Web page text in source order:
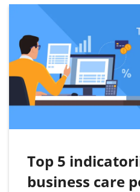
Top 5
business care